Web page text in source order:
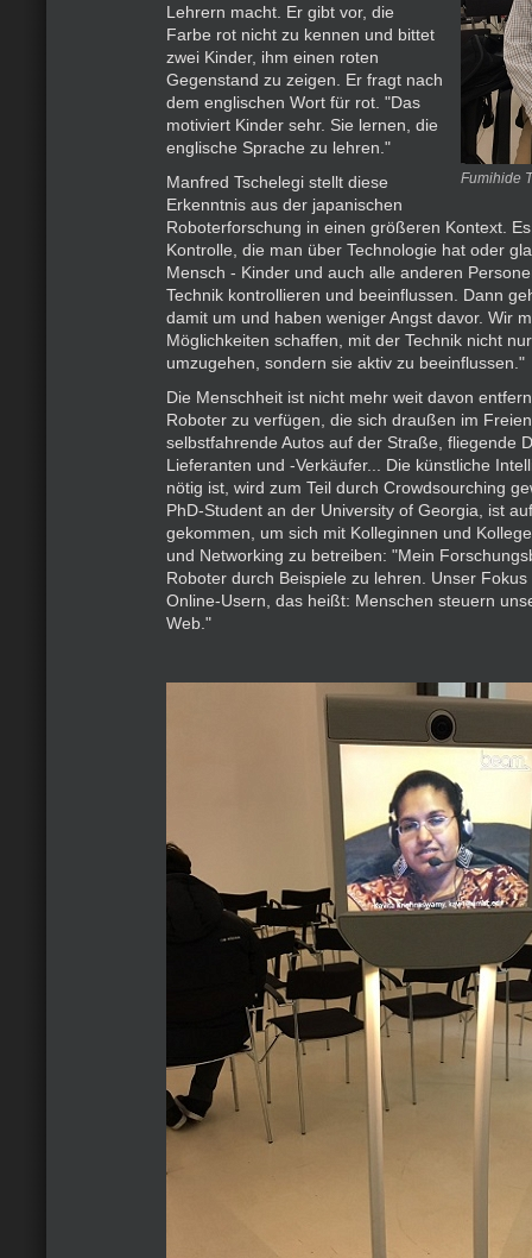
Fumihide
Lehrern macht. Er gibt vor, die
Farbe rot nicht zu kennen und bittet
zwei Kinder, ihm einen roten
Gegenstand zu zeigen. Er fragt nach
dem englischen Wort für rot. "Das
motiviert Kinder sehr. Sie lernen, die
englische Sprache zu lehren."
Manfred Tschelegi stellt diese
Erkenntnis aus der japanischen
Roboterforschung in einen größeren Kontext.
Kontrolle, die man über Technologie hat oder
Mensch - Kinder und auch alle anderen
Technik kontrollieren und beeinflussen. Dann
damit um und haben weniger Angst davor. Wir
Möglichkeiten schaffen, mit der Technik nicht
umzugehen, sondern sie aktiv zu beeinflussen."
Die Menschheit ist nicht mehr weit davon
Roboter zu verfügen, die sich draußen im
selbstfahrende Autos auf der Straße, fliegende
Lieferanten und -Verkäufer... Die künstliche
nötig ist, wird zum Teil durch Crowdsourching
PhD-Student an der University of Georgia, ist
gekommen, um sich mit Kolleginnen und
und Networking zu betreiben: "Mein
Roboter durch Beispiele zu lehren. Unser
Online-Usern, das heißt: Menschen steuern
Web."